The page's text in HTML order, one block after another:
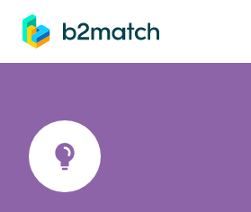
springen